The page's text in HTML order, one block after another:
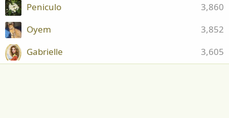
3,860
Peniculo
3,852
Oyem
3,605
Gabrielle